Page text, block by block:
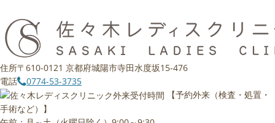
住所〒610-0121 京都府城陽市寺田水度坂15-476
電話
0774-53-3735
【予約外来（検査・処置・
手術など）】